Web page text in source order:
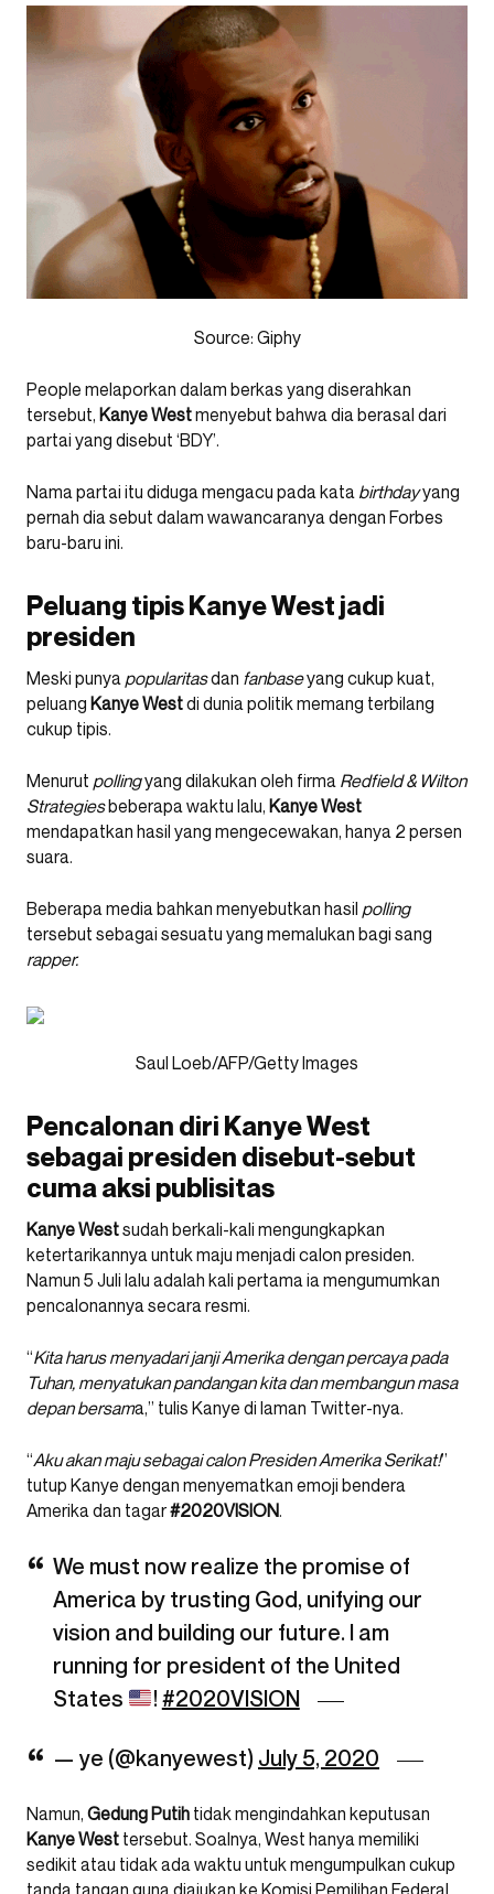
Source: Giphy
People melaporkan dalam berkas yang diserahkan
tersebut, Kanye Westmenyebut bahwa dia berasal dari
partai yang disebut ‘BDY’.
Nama partai itu diduga mengacu pada kata birthdayyang
pernah dia sebut dalam wawancaranya dengan Forbes
baru-baru ini.
Peluang tipis Kanye West jadi
presiden
Meski punya popularitasdan fanbaseyang cukup kuat,
peluang Kanye Westdi dunia politik memang terbilang
cukup tipis.
Menurut pollingyang dilakukan oleh firma Redfield & Wilton
Strategiesbeberapa waktu lalu, KanyeWest
mendapatkan hasil yang mengecewakan, hanya 2 persen
suara.
Beberapa media bahkan menyebutkan hasil polling
tersebut sebagai sesuatu yang memalukan bagi sang
rapper.
Saul Loeb/AFP/Getty Images
Pencalonan diri Kanye West
sebagai presiden disebut-sebut
cuma aksi publisitas
Kanye Westsudah berkali-kali mengungkapkan
ketertarikannya untuk maju menjadi calon presiden.
Namun 5 Juli lalu adalah kali pertama ia mengumumkan
pencalonannya secara resmi.
“Kita harus menyadari janji Amerika dengan percaya pada
Tuhan, menyatukan pandangan kita dan membangun masa
depan bersama,” tulis Kanye di laman Twitter-nya.
“Aku akan maju sebagai calon Presiden Amerika Serikat!”
tutup Kanye dengan menyematkan emoji bendera
Amerika dan tagar#2020VISION.
We must now realize the promise of
America by trusting God, unifying our
vision and building our future. I am
running for president of the United
States
! #2020VISION
— ye (@kanyewest) July 5, 2020
Namun, Gedung Putih tidak mengindahkan keputusan
Kanye West tersebut. Soalnya, West hanya memiliki
sedikit atau tidak ada waktu untuk mengumpulkan cukup